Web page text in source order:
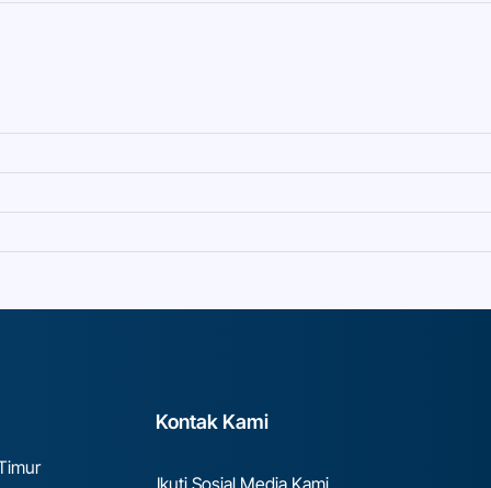
Kontak Kami
Ikuti Sosial Media Kami